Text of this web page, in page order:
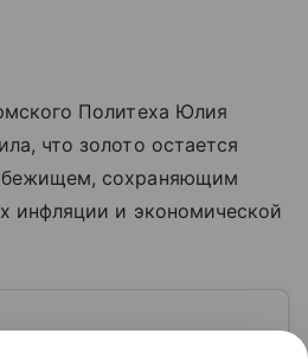
Политеха Юлия
что золото остается
сохраняющим
инфляции и экономической